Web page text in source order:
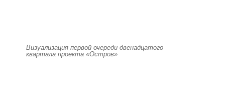
Визуализация первой очереди двенадцатого
квартала проекта «Остров»